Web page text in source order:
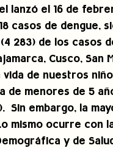
lanzó el 16 de
casos de dengue,
(4 283) de los
Cusco, San
de nuestros
de menores de 5
Sin embargo, la
mismo ocurre con
y de